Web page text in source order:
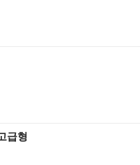
급형